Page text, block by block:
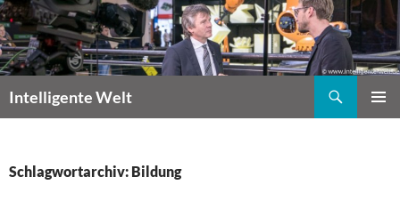
Zum
Inhalt
springen
Intelligente Welt
Schlagwortarchiv: Bildung